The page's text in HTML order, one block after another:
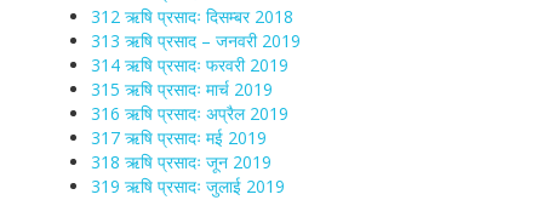
312 ऋषि प्रसादः दिसम्बर 2018
313 ऋषि प्रसाद – जनवरी 2019
314 ऋषि प्रसादः फरवरी 2019
315 ऋषि प्रसादः मार्च 2019
316 ऋषि प्रसादः अप्रैल 2019
317 ऋषि प्रसादः मई 2019
318 ऋषि प्रसादः जून 2019
319 ऋषि प्रसादः जुलाई 2019